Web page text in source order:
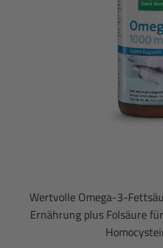
Wertvolle Omega-3-
Ernährung plus Folsäure